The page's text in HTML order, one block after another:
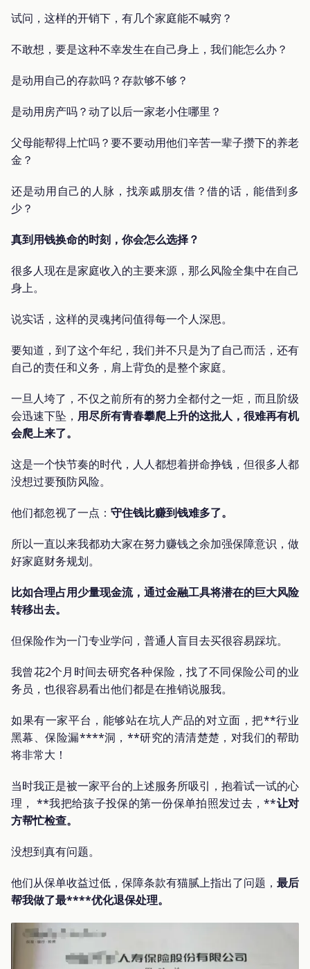
试问，这样的开销下，有几个家庭能不喊穷？
不敢想，要是这种不幸发生在自己身上，我们能怎么办？
是动用自己的存款吗？存款够不够？
是动用房产吗？动了以后一家老小住哪里？
父母能帮得上忙吗？要不要动用他们辛苦一辈子攒下的养老
金？
还是动用自己的人脉，找亲戚朋友借？借的话，能借到多
少？
真到用钱换命的时刻，你会怎么选择？
很多人现在是家庭收入的主要来源，那么风险全集中在自己
身上。
说实话，这样的灵魂拷问值得每一个人深思。
要知道，到了这个年纪，我们并不只是为了自己而活，还有
自己的责任和义务，肩上背负的是整个家庭。
一旦人垮了，不仅之前所有的努力全都付之一炬，而且阶级
会迅速下坠， 用尽所有青春攀爬上升的这批人，很难再有机
会爬上来了。
这是一个快节奏的时代，人人都想着拼命挣钱，但很多人都
没想过要预防风险。
他们都忽视了一点： 守住钱比赚到钱难多了。
所以一直以来我都劝大家在努力赚钱之余加强保障意识，做
好家庭财务规划。
比如合理占用少量现金流，通过金融工具将潜在的巨大风险
转移出去。
但保险作为一门专业学问，普通人盲目去买很容易踩坑。
我曾花2个月时间去研究各种保险，找了不同保险公司的业
务员，也很容易看出他们都是在推销说服我。
如果有一家平台，能够站在坑人产品的对立面，把**行业
黑幕、保险漏****洞，**研究的清清楚楚，对我们的帮助
将非常大！
当时我正是被一家平台的上述服务所吸引，抱着试一试的心
理， **我把给孩子投保的第一份保单拍照发过去，**让对
方帮忙检查。
没想到真有问题。
他们从保单收益过低，保障条款有猫腻上指出了问题， 最后
帮我做了最****优化退保处理。